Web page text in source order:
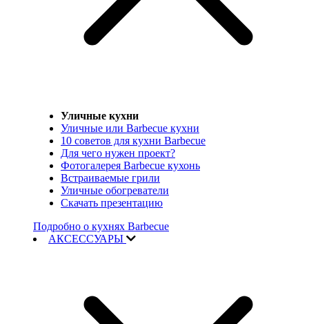
Уличные кухни
Уличные или Barbecue кухни
10 советов для кухни Barbecue
Для чего нужен проект?
Фотогалерея Barbecue кухонь
Встраиваемые грили
Уличные обогреватели
Скачать презентацию
Подробно о кухнях Barbecue
АКСЕССУАРЫ